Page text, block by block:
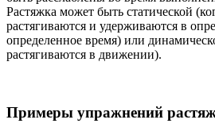
Растяжка может быть статической
растягиваются и удерживаются в
определенное время) или
растягиваются в движении).
Примеры упражнений